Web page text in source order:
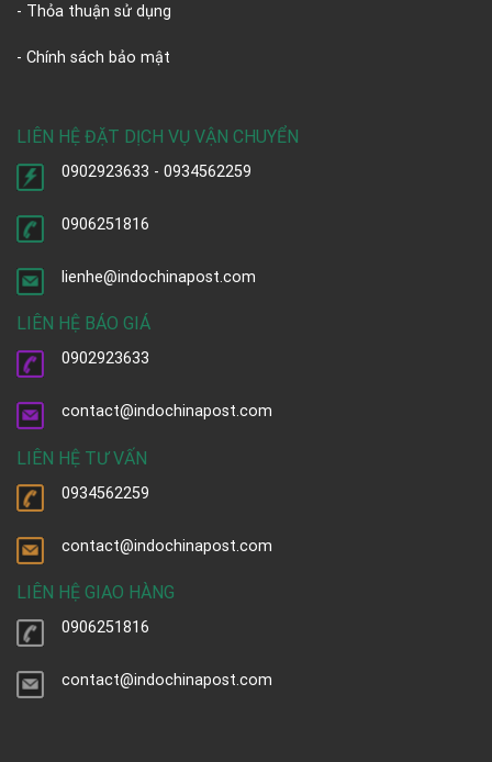
- Thỏa thuận sử dụng
- Chính sách bảo mật
LIÊN HỆ ĐẶT DỊCH VỤ VẬN CHUYỂN
0902923633 - 0934562259
0906251816
lienhe@indochinapost.com
LIÊN HỆ BÁO GIÁ
0902923633
contact@indochinapost.com
LIÊN HỆ TƯ VẤN
0934562259
contact@indochinapost.com
LIÊN HỆ GIAO HÀNG
0906251816
contact@indochinapost.com